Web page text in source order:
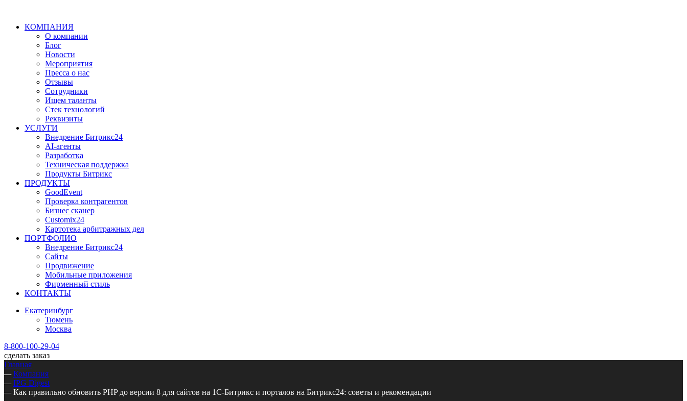
КОМПАНИЯ
О компании
Блог
Новости
Мероприятия
Пресса о нас
Отзывы
Сотрудники
Ищем таланты
Стек технологий
Реквизиты
УСЛУГИ
Внедрение Битрикс24
AI-агенты
Разработка
Техническая поддержка
Продукты Битрикс
ПРОДУКТЫ
GoodEvent
Проверка контрагентов
Бизнес сканер
Customix24
Картотека арбитражных дел
ПОРТФОЛИО
Внедрение Битрикс24
Сайты
Продвижение
Мобильные приложения
Фирменный стиль
КОНТАКТЫ
Екатеринбург
Тюмень
Москва
8-800-100-29-04
сделать заказ
Главная
— Компания
— IPG Digest
— Как правильно обновить PHP до версии 8 для сайтов на 1С-Битрикс и порталов на Битрикс24: советы и рекомендации